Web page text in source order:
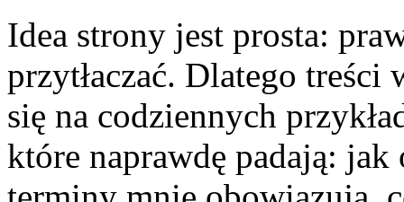
Idea strony jest prosta:
przytłaczać. Dlatego
się na codziennych
które naprawdę padają: